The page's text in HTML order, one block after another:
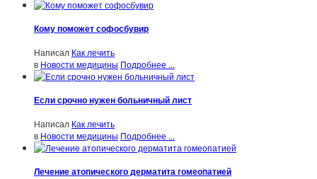
Кому поможет софосбувир
Написал Как лечить
в Новости медицины Подробнее ...
Если срочно нужен больничный лист
Написал Как лечить
в Новости медицины Подробнее ...
Лечение атопического дерматита гомеопатией